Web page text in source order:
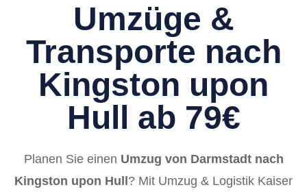
Umzüge &
Transporte nach
Kingston upon
Hull ab 79€
Planen Sie einen Umzug von Darmstadt nach
Kingston upon Hull ? Mit Umzug & Logistik Kaiser